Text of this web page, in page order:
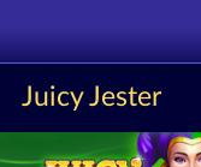
Juicy Jester